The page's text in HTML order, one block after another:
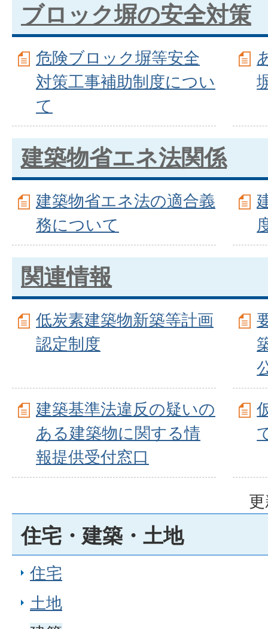
ブロック塀の安全対策
危険ブロック塀等安全
対策工事補助制度につい
て
建築物省エネ法関係
建築物省エネ法の適合義
務について
関連情報
低炭素建築物新築等計画
認定制度
建築基準法違反の疑いの
ある建築物に関する情
報提供受付窓口
住宅・建築・土地
住宅
土地